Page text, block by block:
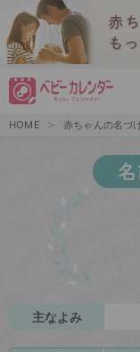
HOME 赤ちゃんの名づ
名
主なよみ